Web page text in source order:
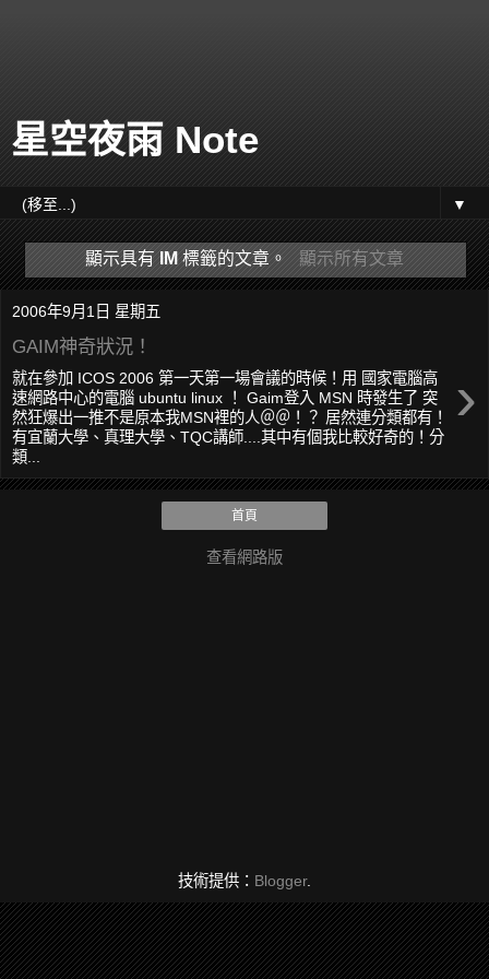
星空夜雨 Note
▼
顯示具有 IM 標籤的文章。 顯示所有文章
2006年9月1日 星期五
GAIM神奇狀況！
›
就在參加 ICOS 2006 第一天第一場會議的時候！用 國家電腦高
速網路中心的電腦 ubuntu linux ！ Gaim登入 MSN 時發生了 突
然狂爆出一推不是原本我MSN裡的人＠＠！？ 居然連分類都有！
有宜蘭大學、真理大學、TQC講師....其中有個我比較好奇的！分
類...
首頁
查看網路版
技術提供： Blogger.